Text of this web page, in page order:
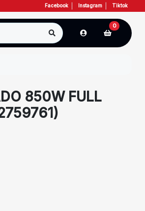
Facebook Instagram Tiktok
0
850W FULL